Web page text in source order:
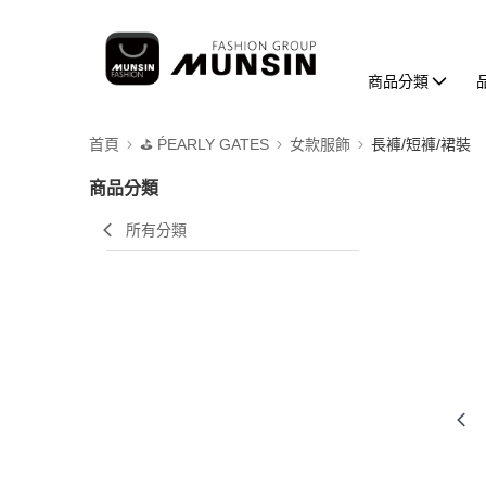
商品分類
首頁 ⛳️ ṔEARLY GATES 女款服飾 長褲/短褲/裙裝
商品分類
所有分類